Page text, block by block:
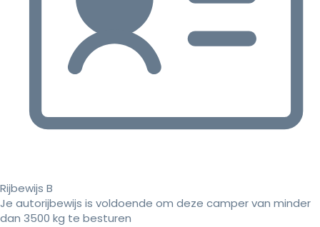
Rijbewijs B
Je autorijbewijs is voldoende om deze camper van minder
dan 3500 kg te besturen